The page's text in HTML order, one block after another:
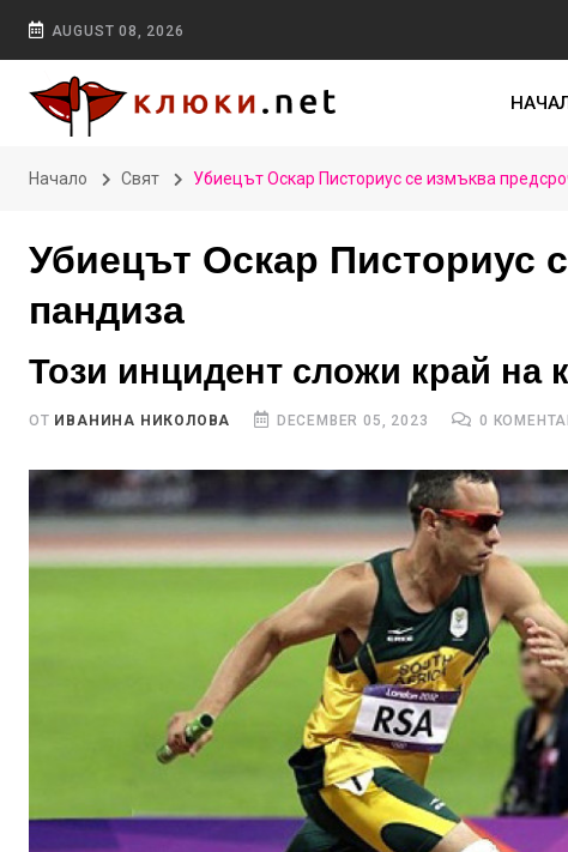
AUGUST 08, 2026
Начало Свят Убиецът Оскар Писториус се измъква
Убиецът Оскар Писториус
пандиза
Този инцидент сложи край на
ОТ ИВАНИНА НИКОЛОВА DECEMBER 05, 2023 0